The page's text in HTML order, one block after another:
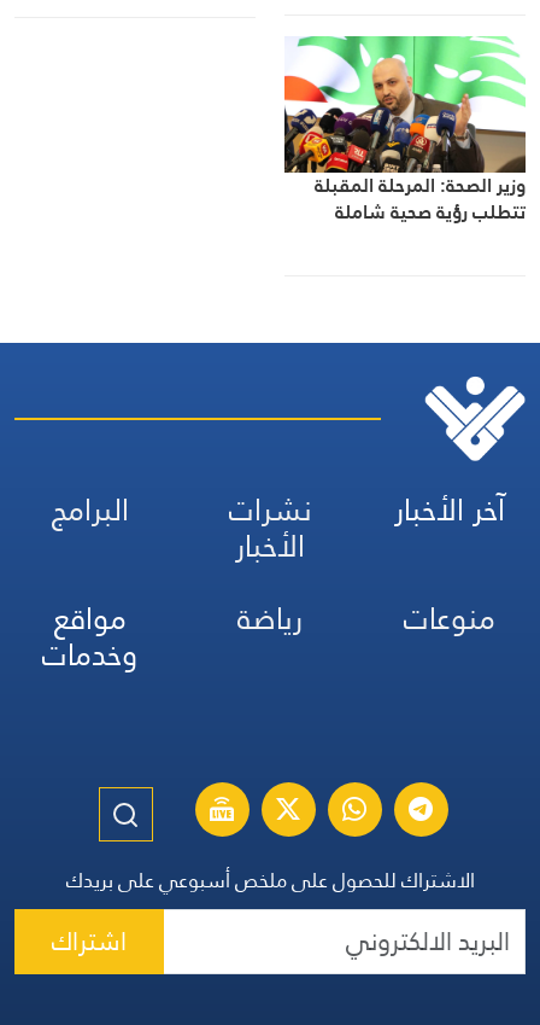
وزير الصحة: المرحلة المقبلة
تتطلب رؤية صحية شاملة
آخر الأخبار نشرات
الأخبار
البرامج
منوعات
رياضة مواقع
وخدمات
الاشتراك للحصول على ملخص أسبوعي على بريدك
اشتراك